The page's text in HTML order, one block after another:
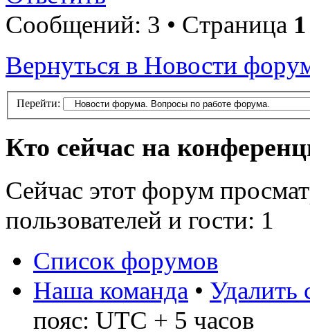
Сообщений: 3 • Страница 1
Вернуться в Новости
Перейти:
Кто сейчас на
Сейчас этот форум
пользователей и гости: 1
Список форумов
Наша команда • Удалить
пояс: UTC + 5 часов